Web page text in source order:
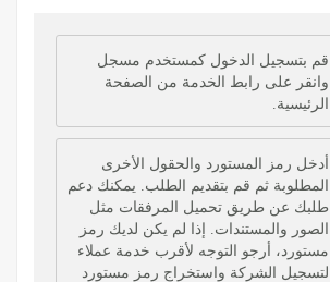
قم بتسجيل الدخول كمستخدم مسجل
وانقر على رابط الخدمة من الصفحة
الرئيسية.
أدخل رمز المستورد والحقول الأخرى
المطلوبة ثم قم بتقديم الطلب. يمكنك دعم
طلبك عن طريق تحميل المرفقات مثل
الصور والمستندات. إذا لم يكن لديك رمز
مستورد، أرجو التوجه لأقرب خدمة عملاء
لتسجيل الشركة واستخراج رمز مستورد